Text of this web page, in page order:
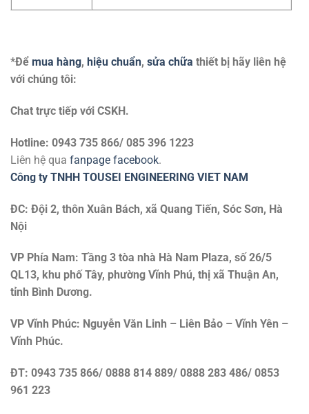
*Để mua hàng, hiệu chuẩn, sửa chữa thiết bị hãy liên hệ
với chúng tôi:
Chat trực tiếp với CSKH.
Hotline: 0943 735 866/ 085 396 1223
Liên hệ qua fanpage facebook.
Công ty TNHH TOUSEI ENGINEERING VIET NAM
ĐC: Đội 2, thôn Xuân Bách, xã Quang Tiến, Sóc Sơn, Hà
Nội
VP Phía Nam: Tầng 3 tòa nhà Hà Nam Plaza, số 26/5
QL13, khu phố Tây, phường Vĩnh Phú, thị xã Thuận An,
tỉnh Bình Dương.
VP Vĩnh Phúc: Nguyễn Văn Linh – Liên Bảo – Vĩnh Yên –
Vĩnh Phúc.
ĐT: 0943 735 866/ 0888 814 889/ 0888 283 486/ 0853
961 223